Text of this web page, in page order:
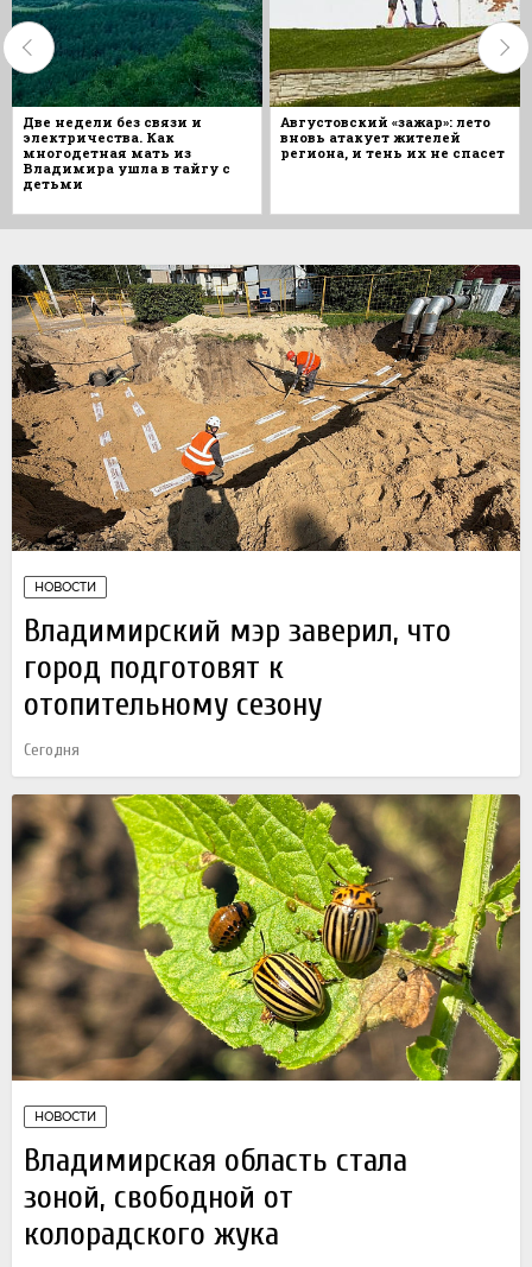
Две недели без связи и
электричества. Как
многодетная мать из
Владимира ушла в тайгу с
детьми
Августовский «зажар»: лето
вновь атакует жителей
региона, и тень их не спасет
НОВОСТИ
Владимирский мэр заверил, что
город подготовят к
отопительному сезону
Сегодня
НОВОСТИ
Владимирская область стала
зоной, свободной от
колорадского жука